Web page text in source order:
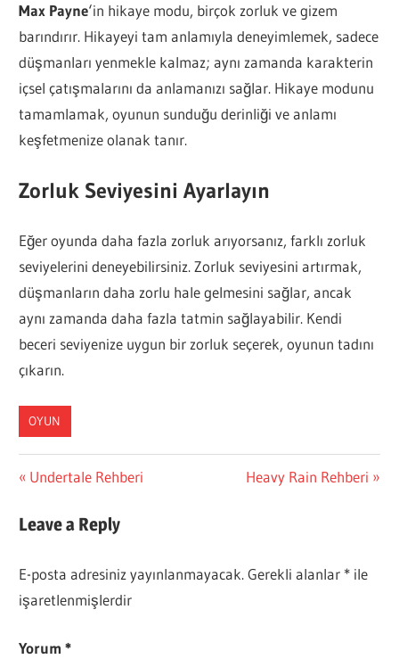
Max Payne‘in hikaye modu, birçok zorluk ve gizem
barındırır. Hikayeyi tam anlamıyla deneyimlemek, sadece
düşmanları yenmekle kalmaz; aynı zamanda karakterin
içsel çatışmalarını da anlamanızı sağlar. Hikaye modunu
tamamlamak, oyunun sunduğu derinliği ve anlamı
keşfetmenize olanak tanır.
Zorluk Seviyesini Ayarlayın
Eğer oyunda daha fazla zorluk arıyorsanız, farklı zorluk
seviyelerini deneyebilirsiniz. Zorluk seviyesini artırmak,
düşmanların daha zorlu hale gelmesini sağlar, ancak
aynı zamanda daha fazla tatmin sağlayabilir. Kendi
beceri seviyenize uygun bir zorluk seçerek, oyunun tadını
çıkarın.
OYUN
Yazı
gezinmesi
Previous
Undertale Rehberi
Next
Heavy Rain Rehberi
Leave a Reply
E-posta adresiniz yayınlanmayacak. Gerekli alanlar * ile
işaretlenmişlerdir
Yorum*